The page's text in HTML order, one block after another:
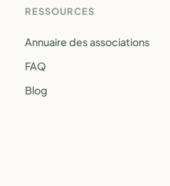
RESSOURCES
Annuaire des associations
FAQ
Blog